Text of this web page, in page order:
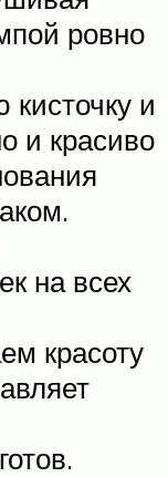
ровно
и
и красиво
на всех
красоту